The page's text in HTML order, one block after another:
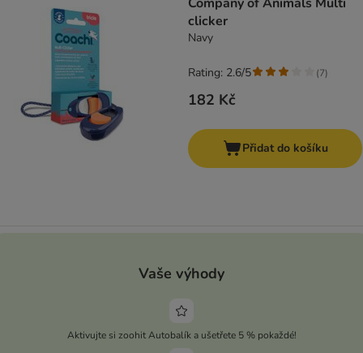
clicker
Navy
182 Kč
Rating: 2.6/5 (7)
Přidat do košíku
Vaše výhody
Aktivujte si zoohit Autobalík a ušetřete 5 % pokaždé!